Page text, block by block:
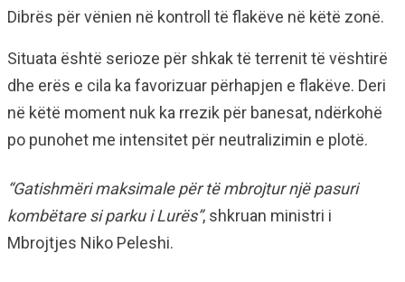
Dibrës për vënien në kontroll të flakëve në këtë zonë.
Situata është serioze për shkak të terrenit të vështirë
dhe erës e cila ka favorizuar përhapjen e flakëve. Deri
në këtë moment nuk ka rrezik për banesat, ndërkohë
po punohet me intensitet për neutralizimin e plotë.
“Gatishmëri maksimale për të mbrojtur një pasuri
kombëtare si parku i Lurës”, shkruan ministri i
Mbrojtjes Niko Peleshi.